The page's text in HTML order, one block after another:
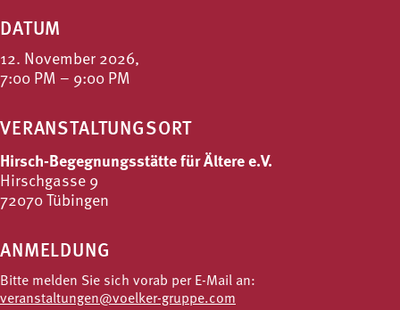
DATUM
12. November 2026,
7:00 PM – 9:00 PM
VERANSTALTUNGSORT
Hirsch-Begegnungsstätte für Ältere e.V.
Hirschgasse 9
72070 Tübingen
ANMELDUNG
Bitte melden Sie sich vorab per E-Mail an:
veranstaltungen@voelker-gruppe.com